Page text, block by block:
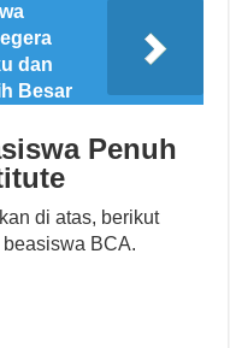
dan
Besar
Penuh
di atas, berikut
BCA.